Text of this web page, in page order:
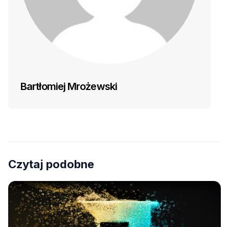
Bartłomiej Mrożewski
Czytaj podobne